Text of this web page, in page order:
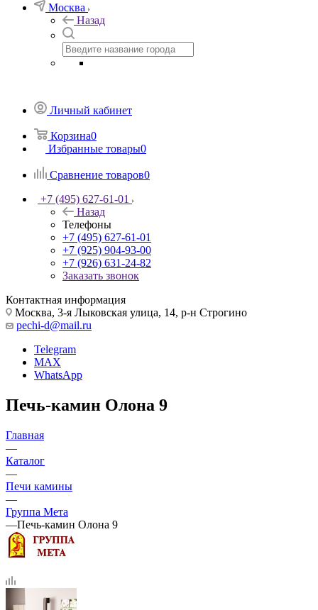
Москва
Назад
Личный кабинет
Корзина0
Избранные товары0
Сравнение товаров0
+7 (495) 627-61-01
Назад
Телефоны
+7 (495) 627-61-01
+7 (925) 904-93-00
+7 (926) 631-24-82
Заказать звонок
Контактная информация
Москва, 3-я Лыковская улица, 14, р-н Строгино
pechi-d@mail.ru
Telegram
MAX
WhatsApp
Печь-камин Олона 9
Главная
—
Каталог
—
Печи камины
—
Группа Мета
—Печь-камин Олона 9